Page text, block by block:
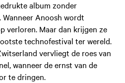
album zonder
Anoosh wordt
verloren. Maar dan krijgen ze
technofestival ter wereld.
vervliegt de roes van
wanneer de ernst van de
te dringen.